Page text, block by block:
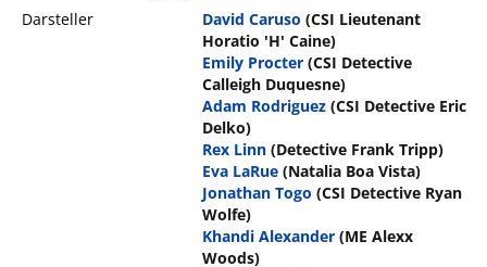
Darsteller
David Caruso (CSI Lieutenant
Horatio 'H' Caine)
Emily Procter (CSI Detective
Calleigh Duquesne)
Adam Rodriguez (CSI Detective Eric
Delko)
Rex Linn (Detective Frank Tripp)
Eva LaRue (Natalia Boa Vista)
Jonathan Togo (CSI Detective Ryan
Wolfe)
Khandi Alexander (ME Alexx
Woods)